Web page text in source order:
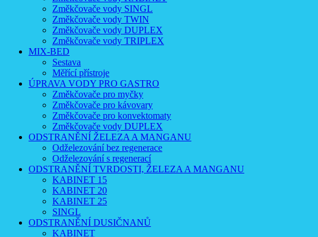
Změkčovače vody SINGL
Změkčovače vody TWIN
Změkčovače vody DUPLEX
Změkčovače vody TRIPLEX
MIX-BED
Sestava
Měřící přístroje
ÚPRAVA VODY PRO GASTRO
Změkčovače pro myčky
Změkčovače pro kávovary
Změkčovače pro konvektomaty
Změkčovače vody DUPLEX
ODSTRANĚNÍ ŽELEZA A MANGANU
Odželezování bez regenerace
Odželezování s regenerací
ODSTRANĚNÍ TVRDOSTI, ŽELEZA A MANGANU
KABINET 15
KABINET 20
KABINET 25
SINGL
ODSTRANĚNÍ DUSIČNANŮ
KABINET